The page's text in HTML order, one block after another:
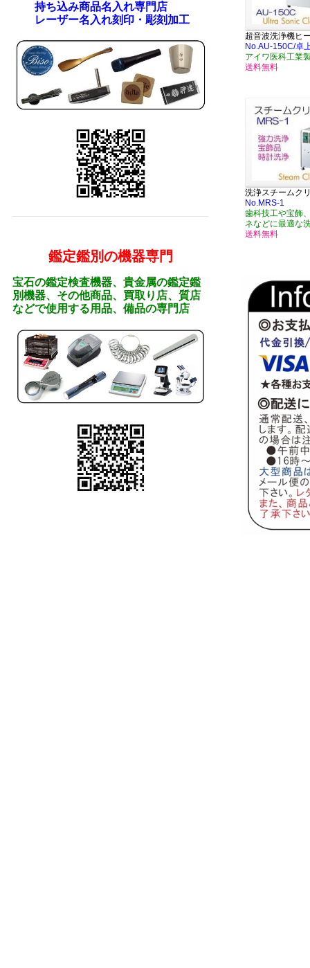
超音波洗浄機ヒ
No.AU-150C/卓
アイワ医科工業
送料無料
洗浄スチームク
No.MRS-1
歯科技工や宝飾
ネなどに最適な
送料無料
持ち込み商品名入れ専門店
レーザー名入れ刻印・彫刻加工
鑑定鑑別の機器専門
宝石の鑑定検査機器、貴金属の鑑定鑑
別機器、その他商品、買取り店、質店
などで使用する用品、備品の専門店